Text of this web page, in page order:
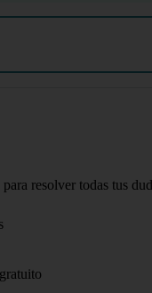
resolver todas tus